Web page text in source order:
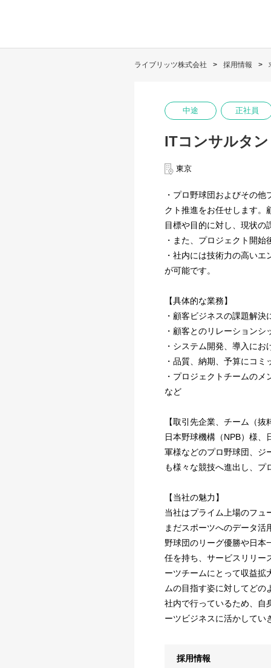
ライブリッツ株式会社 採用情報
中途 正社員
ITコンサルタ
東京
・プロ野球団およびその
クト推進をお任せします。
目標や目的に対し、現状の
・また、プロジェクト開
・社内には技術力の高い
が可能です。
【具体的な業務】
・顧客ビジネスの課題解
・顧客とのリレーションシ
・システム開発、導入に
・品質、納期、予算にコ
・プロジェクトチームの
など
【取引先企業、チーム（抜
日本野球機構（NPB）様
軍様などのプロ野球団、ジ
も様々な競技へ進出し、プ
【当社の魅力】
当社はプライム上場のフュ
まだスポーツへのデータ
野球団のリーグ優勝や日本
任を持ち、サービスリリー
ーツチームにとって収益拡
ムの目指す姿に対してどの
社内で行っているため、自
ーツビジネスに活かしてい
採用情報